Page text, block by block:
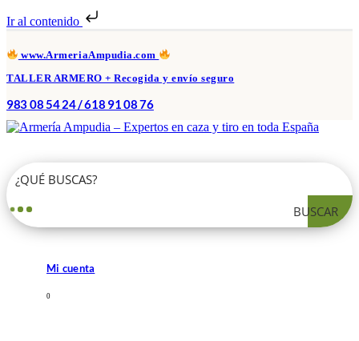
Ir al contenido
www.ArmeriaAmpudia.com
TALLER ARMERO + Recogida y envío seguro
983 08 54 24 / 618 91 08 76
BUSCAR
Mi cuenta
0